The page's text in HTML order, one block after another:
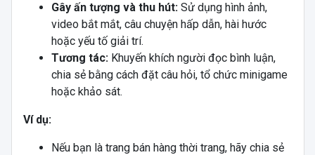
Gây ấn tượng và thu hút:Sử dụng hình ảnh,
video bắt mắt, câu chuyện hấp dẫn, hài hước
hoặc yếu tố giải trí.
Tương tác:Khuyến khích người đọc bình luận,
chia sẻ bằng cách đặt câu hỏi, tổ chức minigame
hoặc khảo sát.
Ví dụ:
Nếu bạn là trang bán hàng thời trang, hãy chia sẻ